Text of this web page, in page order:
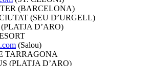
(BARCELONA)
(SEU D’URGELL)
D’ARO)
(Salou)
TARRAGONA
(PLATJA D’ARO)